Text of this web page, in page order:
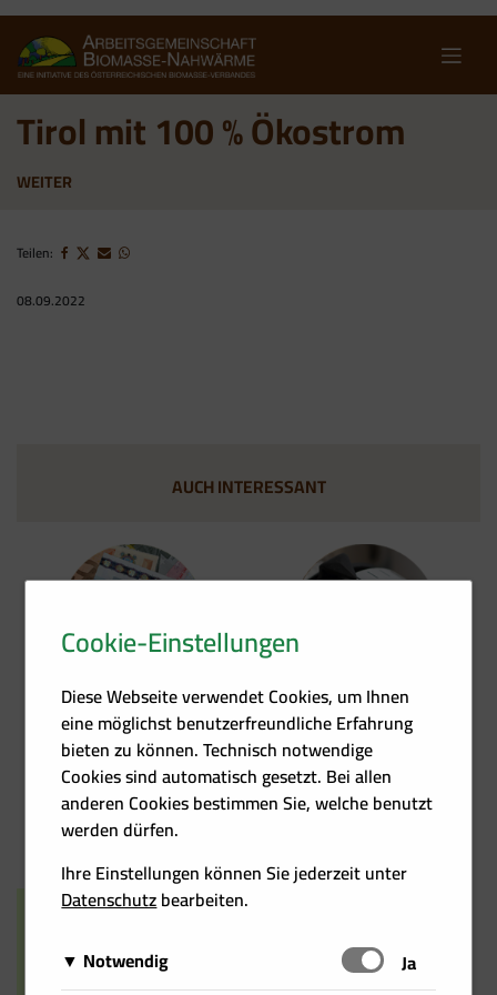
content
Tirol mit 100 % Ökostrom
WEITER
Teilen:
08.09.2022
Förder­übersicht
Events Kontakt
AUCH INTERESSANT
Cookie-Einstellungen
Diese Webseite verwendet Cookies, um Ihnen
eine möglichst benutzerfreundliche Erfahrung
bieten zu können. Technisch notwendige
Cookies sind automatisch gesetzt. Bei allen
anderen Cookies bestimmen Sie, welche benutzt
werden dürfen.
Ihre Einstellungen können Sie jederzeit unter
Datenschutzbearbeiten.
Notwendig
Schalten
Ja